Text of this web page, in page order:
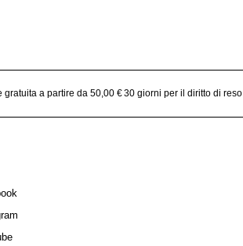
gratuita a partire da 50,00 €30 giorni per il diritto di reso